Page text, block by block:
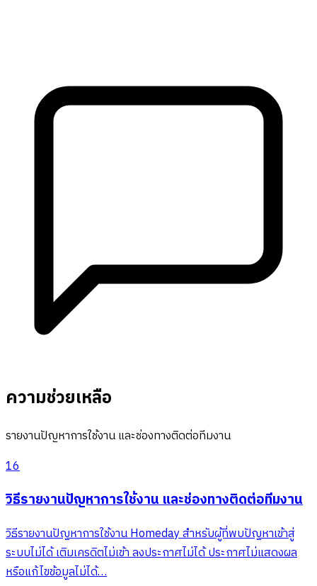
ความช่วยเหลือ
รายงานปัญหาการใช้งาน และช่องทางติดต่อทีมงาน
16
วิธีรายงานปัญหาการใช้งาน และช่องทางติดต่อทีมงาน
วิธีรายงานปัญหาการใช้งาน Homeday สำหรับผู้ที่พบปัญหาเข้าสู่
ระบบไม่ได้ เติมเครดิตไม่เข้า ลงประกาศไม่ได้ ประกาศไม่แสดงผล
หรือแก้ไขข้อมูลไม่ได้…